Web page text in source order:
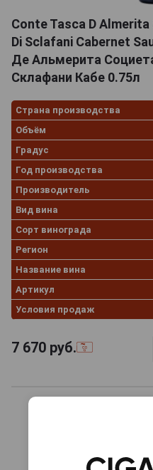
Conte Tasca D
Di Sclafani Cabernet
Де Альмерита
Склафани Кабе 0.75л
Страна производства
Объём
Градус
Год производства
Производитель
Вид вина
Сорт винограда
Регион
Название вина
Артикул
Условия продаж
7 670 руб.